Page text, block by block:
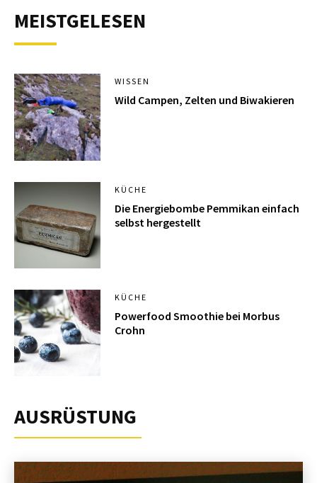
MEISTGELESEN
WISSEN
Wild Campen, Zelten und Biwakieren
KÜCHE
Die Energiebombe Pemmikan einfach
selbst hergestellt
KÜCHE
Powerfood Smoothie bei Morbus
Crohn
AUSRÜSTUNG